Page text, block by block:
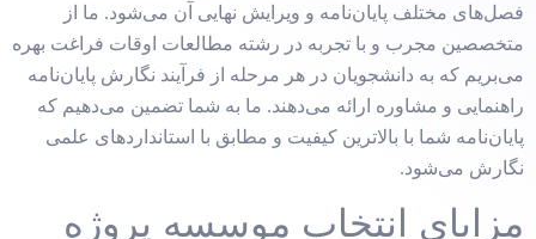
فصل‌های مختلف پایان‌نامه و ویرایش نهایی آن می‌شود. ما از
متخصصین مجرب و با تجربه در رشته مطالعات اوقات فراغت بهره
می‌بریم که به دانشجویان در هر مرحله از فرآیند نگارش پایان‌نامه
راهنمایی و مشاوره ارائه می‌دهند. ما به شما تضمین می‌دهیم که
پایان‌نامه شما با بالاترین کیفیت و مطابق با استانداردهای علمی
نگارش می‌شود.
مزایای انتخاب موسسه پروژه